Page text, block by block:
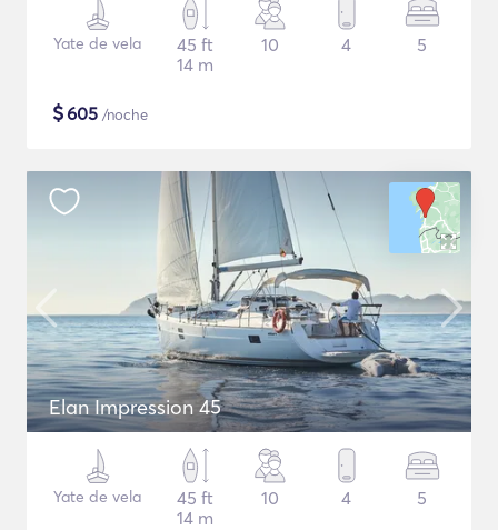
Yate de vela
45 ft
14 m
10 4 5
$605 /noche
Elan Impression 45
Yate de vela
45 ft
14 m
10 4 5